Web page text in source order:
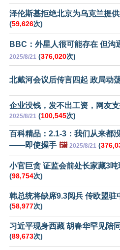
泽伦斯基拒绝北京为乌克兰提
(59,626次)
BBC：外星人很可能存在 但沟
2025/8/21 (376,020次)
北戴河会议后传言四起 政局动
企业没钱，发不出工资，网友
2025/8/21 (100,545次)
百科精品：2.1-3：我们从来都
——即使握手 🖼️ 2025/8/21 (
小官巨贪 证监会前处长家藏3
(98,754次)
韩总统将缺席9.3阅兵 传欧盟驻
(58,977次)
习近平现身西藏 胡春华罕见陪
(89,673次)